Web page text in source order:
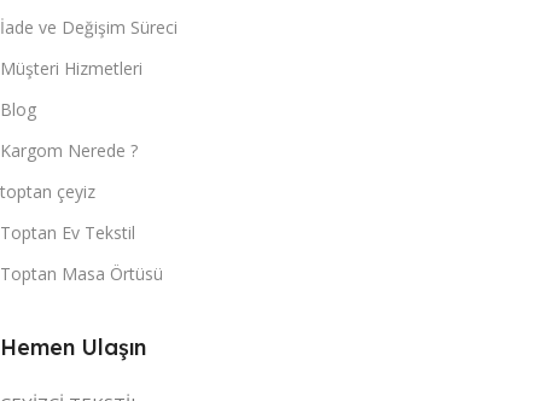
İade ve Değişim Süreci
Müşteri Hizmetleri
Blog
Kargom Nerede ?
toptan çeyiz
Toptan Ev Tekstil
Toptan Masa Örtüsü
Hemen Ulaşın